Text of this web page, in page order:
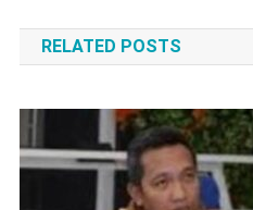
navigation
RELATED POSTS